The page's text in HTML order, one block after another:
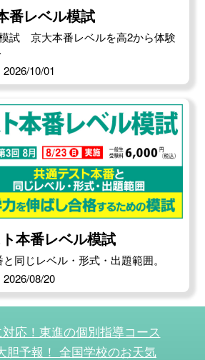
番レベル模試
試 京大本番レベルを高2から体験
10/01
本番レベル模試
と同じレベル・形式・出題範囲。
08/20
応！東進の個別指導コース
胆予報！ 全国学校のお天気